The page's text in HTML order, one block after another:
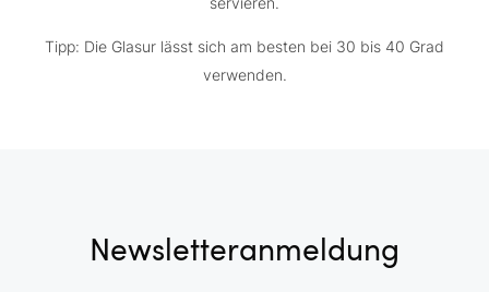
Tipp: Die Glasur lässt sich am besten bei 30 bis 40 Grad
verwenden.
Newsletteranmeldung